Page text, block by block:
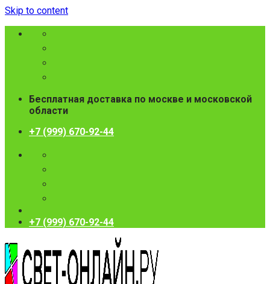
Skip to content
Бесплатная доставка по москве и московской
области
+7 (999) 670-92-44
+7 (999) 670-92-44